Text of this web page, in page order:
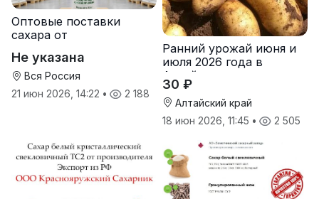
Оптовые поставки
сахара от
Хохольский сахарный
комбинат
Не указана
Вся Россия
21 июн 2026, 14:22 • 2 188
Ранний урожай июня и
июля 2026 года в
Алтайском крае
30 ₽
Алтайский край
18 июн 2026, 11:45 • 2 505